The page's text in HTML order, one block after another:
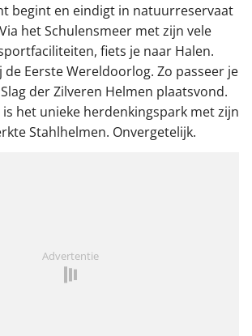
begint en eindigt in natuurreservaat
het Schulensmeer met zijn vele
fiets je naar Halen.
de Eerste Wereldoorlog. Zo passeer je
der Zilveren Helmen plaatsvond.
het unieke herdenkingspark met zijn
Stahlhelmen. Onvergetelijk.
Advertentie